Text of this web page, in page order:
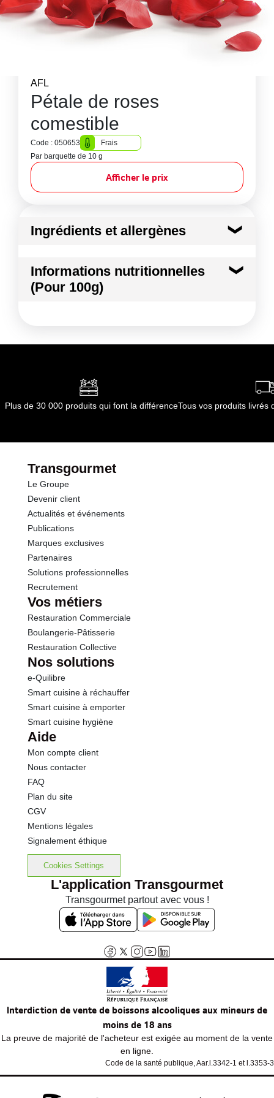
AFL
Pétale de roses
comestible
Code : 050653
Frais
Par barquette de 10 g
Afficher le prix
Ingrédients et allergènes
PETALE DE ROSE
Conformément aux informations transmises
Informations nutritionnelles
(Pour 100g)
Kilojoules 75 kj
dont Acides gras saturés 0.04 g
dont Sucres
Protéines
Sel
Sodium
Plus de 30 000 produits qui font la différenceTous vos produits livrés
Transgourmet
Le Groupe
Devenir client
Actualités et événements
Publications
Marques exclusives
Partenaires
Solutions professionnelles
Recrutement
Vos métiers
Restauration Commerciale
Boulangerie-Pâtisserie
Restauration Collective
Nos solutions
e-Quilibre
Smart cuisine à réchauffer
Smart cuisine à emporter
Smart cuisine hygiène
Aide
Mon compte client
Nous contacter
FAQ
Plan du site
CGV
Mentions légales
Signalement éthique
Cookies Settings
L'application Transgourmet
Transgourmet partout avec vous !
Interdiction de vente de boissons alcooliques aux mineurs de
moins de 18 ans
La preuve de majorité de l'acheteur est exigée au moment de la vente
en ligne.
Code de la santé publique, Aar.l.3342-1 et l.3353-3